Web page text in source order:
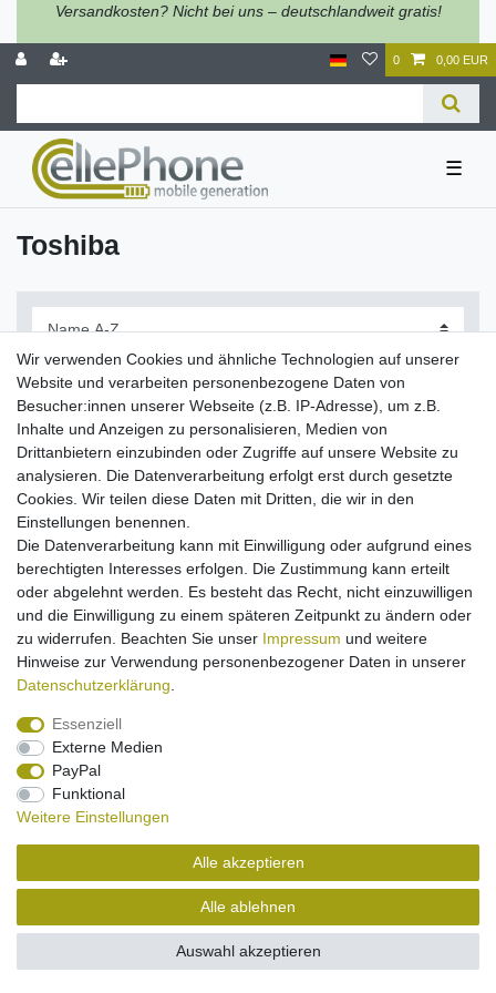
Versandkosten? Nicht bei uns – deutschlandweit gratis!
0 0,00 EUR
☰
Toshiba
Filter
Impressum Daten­schutz­erklärung Widerrufs­recht
Vertrag widerrufen Kontakt
Wir verwenden Cookies und ähnliche Technologien auf unserer
Website und verarbeiten personenbezogene Daten von
Besucher:innen unserer Webseite (z.B. IP-Adresse), um z.B.
Inhalte und Anzeigen zu personalisieren, Medien von
Drittanbietern einzubinden oder Zugriffe auf unsere Website zu
analysieren. Die Datenverarbeitung erfolgt erst durch gesetzte
Cookies. Wir teilen diese Daten mit Dritten, die wir in den
Einstellungen benennen.
Die Datenverarbeitung kann mit Einwilligung oder aufgrund eines
berechtigten Interesses erfolgen. Die Zustimmung kann erteilt
oder abgelehnt werden. Es besteht das Recht, nicht einzuwilligen
und die Einwilligung zu einem späteren Zeitpunkt zu ändern oder
zu widerrufen. Beachten Sie unser Impressum und weitere
Hinweise zur Verwendung personenbezogener Daten in unserer
Daten­schutz­erklärung
Essenziell
Externe Medien
PayPal
Funktional
Weitere Einstellungen
Alle akzeptieren
Alle ablehnen
Auswahl akzeptieren